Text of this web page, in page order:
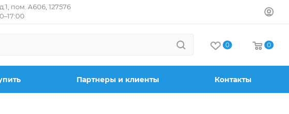
пом. А606, 127576
0 0
Партнеры и клиенты Контакты